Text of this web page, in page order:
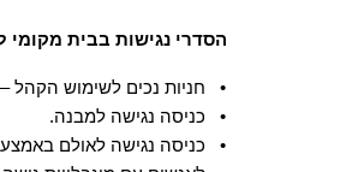
הסדרי נגישות בבית מקומי
•
חניות נכים לשימוש הקהל –
•
כניסה נגישה למבנה.
•
כניסה נגישה לאולם